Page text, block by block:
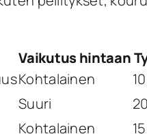
Vaikutus hintaan
Kohtalainen
Suuri
Kohtalainen